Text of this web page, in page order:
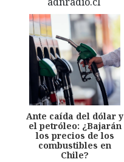
Ante caída del dólar y
el petróleo: ¿Bajarán
los precios de los
combustibles en
Chile?